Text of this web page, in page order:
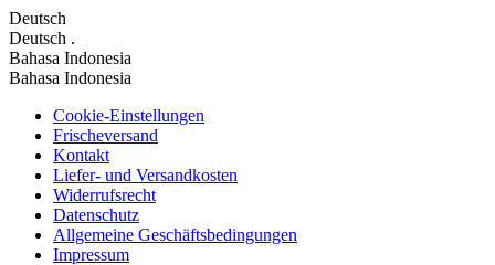
Deutsch
Deutsch .
Bahasa Indonesia
Bahasa Indonesia
Cookie-Einstellungen
Frischeversand
Kontakt
Liefer- und Versandkosten
Widerrufsrecht
Datenschutz
Allgemeine Geschäftsbedingungen
Impressum